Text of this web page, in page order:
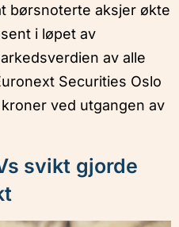
børsnoterte aksjer økte
i løpet av
av alle
Securities Oslo
ved utgangen av
svikt gjorde